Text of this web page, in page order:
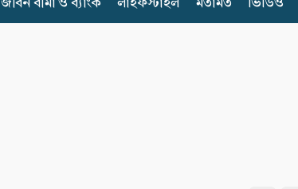
জীবন বীমা ও ব্যাংক লাইফস্টাইল মতামত ভিডিও